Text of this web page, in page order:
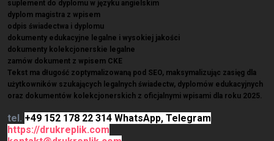
suplement do dyplomu w języku angielskim
dyplom magistra z wpisem
odpis świadectwa i dyplomu
dokumenty edukacyjne legalne i wysokiej jakości
dokumenty kolekcjonerskie legalne
zamów dokument z wpisem CKE
Tekst ma długość zoptymalizowaną pod SEO, maksymalizując zasięg dla
użytkowników szukających legalnych świadectw, dyplomów edukacyjnych
oraz dokumentów kolekcjonerskich z oficjalnymi wpisami dla roku 2025.
tel. +49 152 178 22 314 WhatsApp, Telegram
https://drukreplik.com